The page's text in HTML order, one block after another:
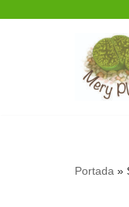
Portada »